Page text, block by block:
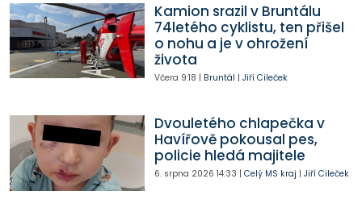
Kamion srazil v Bruntálu
74letého cyklistu, ten přišel
o nohu a je v ohrožení
života
Včera 9:18 | Bruntál | Jiří Cileček
Dvouletého chlapečka v
Havířově pokousal pes,
policie hledá majitele
6. srpna 2026 14:33 | Celý MS kraj | Jiří Cileček